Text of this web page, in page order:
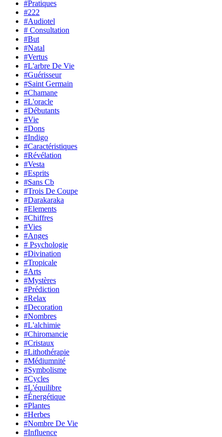
#Pratiques
#222
#Audiotel
# Consultation
#But
#Natal
#Vertus
#L'arbre De Vie
#Guérisseur
#Saint Germain
#Chamane
#L'oracle
#Débutants
#Vie
#Dons
#Indigo
#Caractéristiques
#Révélation
#Vesta
#Esprits
#Sans Cb
#Trois De Coupe
#Darakaraka
#Elements
#Chiffres
#Vies
#Anges
# Psychologie
#Divination
#Tropicale
#Arts
#Mystères
#Prédiction
#Relax
#Decoration
#Nombres
#L'alchimie
#Chiromancie
#Cristaux
#Lithothérapie
#Médiumnité
#Symbolisme
#Cycles
#L'équilibre
#Énergétique
#Plantes
#Herbes
#Nombre De Vie
#Influence